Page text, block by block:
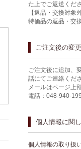
た上でご返送くださ
【返品・交換対象
特価品の返品・交
ご注文後の変
ご注文後に追加、
話にてご連絡くださ
メールはページ上
電話：048-940-
個人情報に関
個人情報の取り扱